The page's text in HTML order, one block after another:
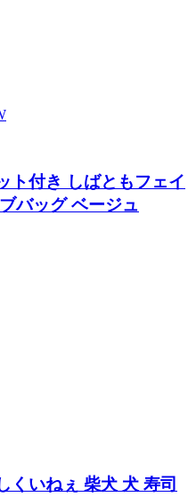
ト付き しばともフェイ
バッグ ベージュ
くいねぇ 柴犬 犬 寿司